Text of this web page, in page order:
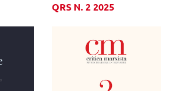
QRS N. 2 2025